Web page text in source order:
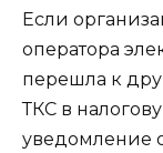
Если
оператора
перешла к
ТКС в
уведомление